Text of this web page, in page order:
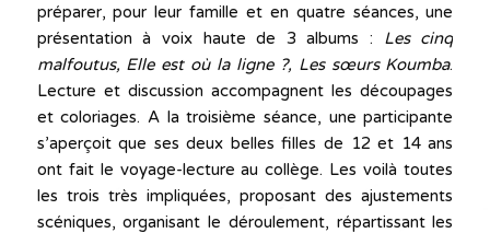
préparer, pour leur famille et en quatre séances, une
présentation à voix haute de 3 albums : Les cinq
malfoutus, Elle est où la ligne ?, Les sœurs Koumba.
Lecture et discussion accompagnent les découpages
et coloriages. A la troisième séance, une participante
s’aperçoit que ses deux belles filles de 12 et 14 ans
ont fait le voyage-lecture au collège. Les voilà toutes
les trois très impliquées, proposant des ajustements
scéniques, organisant le déroulement, répartissant les